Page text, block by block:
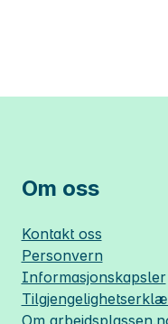
Om oss
Kontakt oss
Personvern
Informasjonskapsler
Om